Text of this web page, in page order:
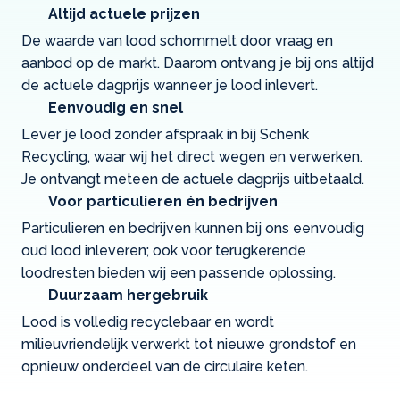
Altijd actuele prijzen
De waarde van lood schommelt door vraag en
aanbod op de markt. Daarom ontvang je bij ons altijd
de actuele dagprijs wanneer je lood inlevert.
Eenvoudig en snel
Lever je lood zonder afspraak in bij Schenk
Recycling, waar wij het direct wegen en verwerken.
Je ontvangt meteen de actuele dagprijs uitbetaald.
Voor particulieren én bedrijven
Particulieren en bedrijven kunnen bij ons eenvoudig
oud lood inleveren; ook voor terugkerende
loodresten bieden wij een passende oplossing.
Duurzaam hergebruik
Lood is volledig recyclebaar en wordt
milieuvriendelijk verwerkt tot nieuwe grondstof en
opnieuw onderdeel van de circulaire keten.